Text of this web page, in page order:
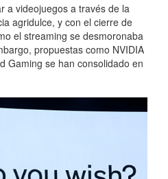
a videojuegos a través de la
agridulce, y con el cierre de
el streaming se desmoronaba
propuestas como NVIDIA
Gaming se han consolidado en